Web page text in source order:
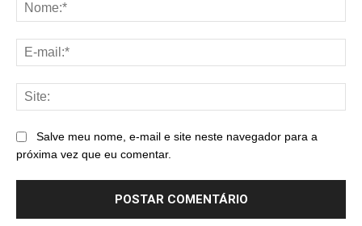
Salve meu nome, e-mail e site neste navegador para a
próxima vez que eu comentar.